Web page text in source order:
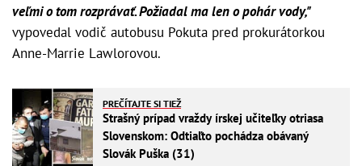
veľmi o tom rozprávať. Požiadal ma len o pohár vody,"
vypovedal vodič autobusu Pokuta pred prokurátorkou
Anne-Marrie Lawlorovou.
PREČÍTAJTE SI TIEŽ
Strašný prípad vraždy írskej učiteľky otriasa
Slovenskom: Odtiaľto pochádza obávaný
Slovák Puška (31)